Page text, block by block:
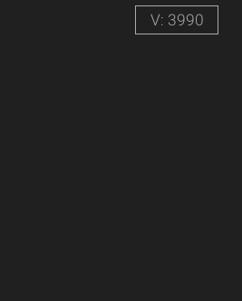
V: 3990